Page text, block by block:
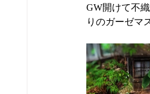
GW開けて不
りのガーゼマ